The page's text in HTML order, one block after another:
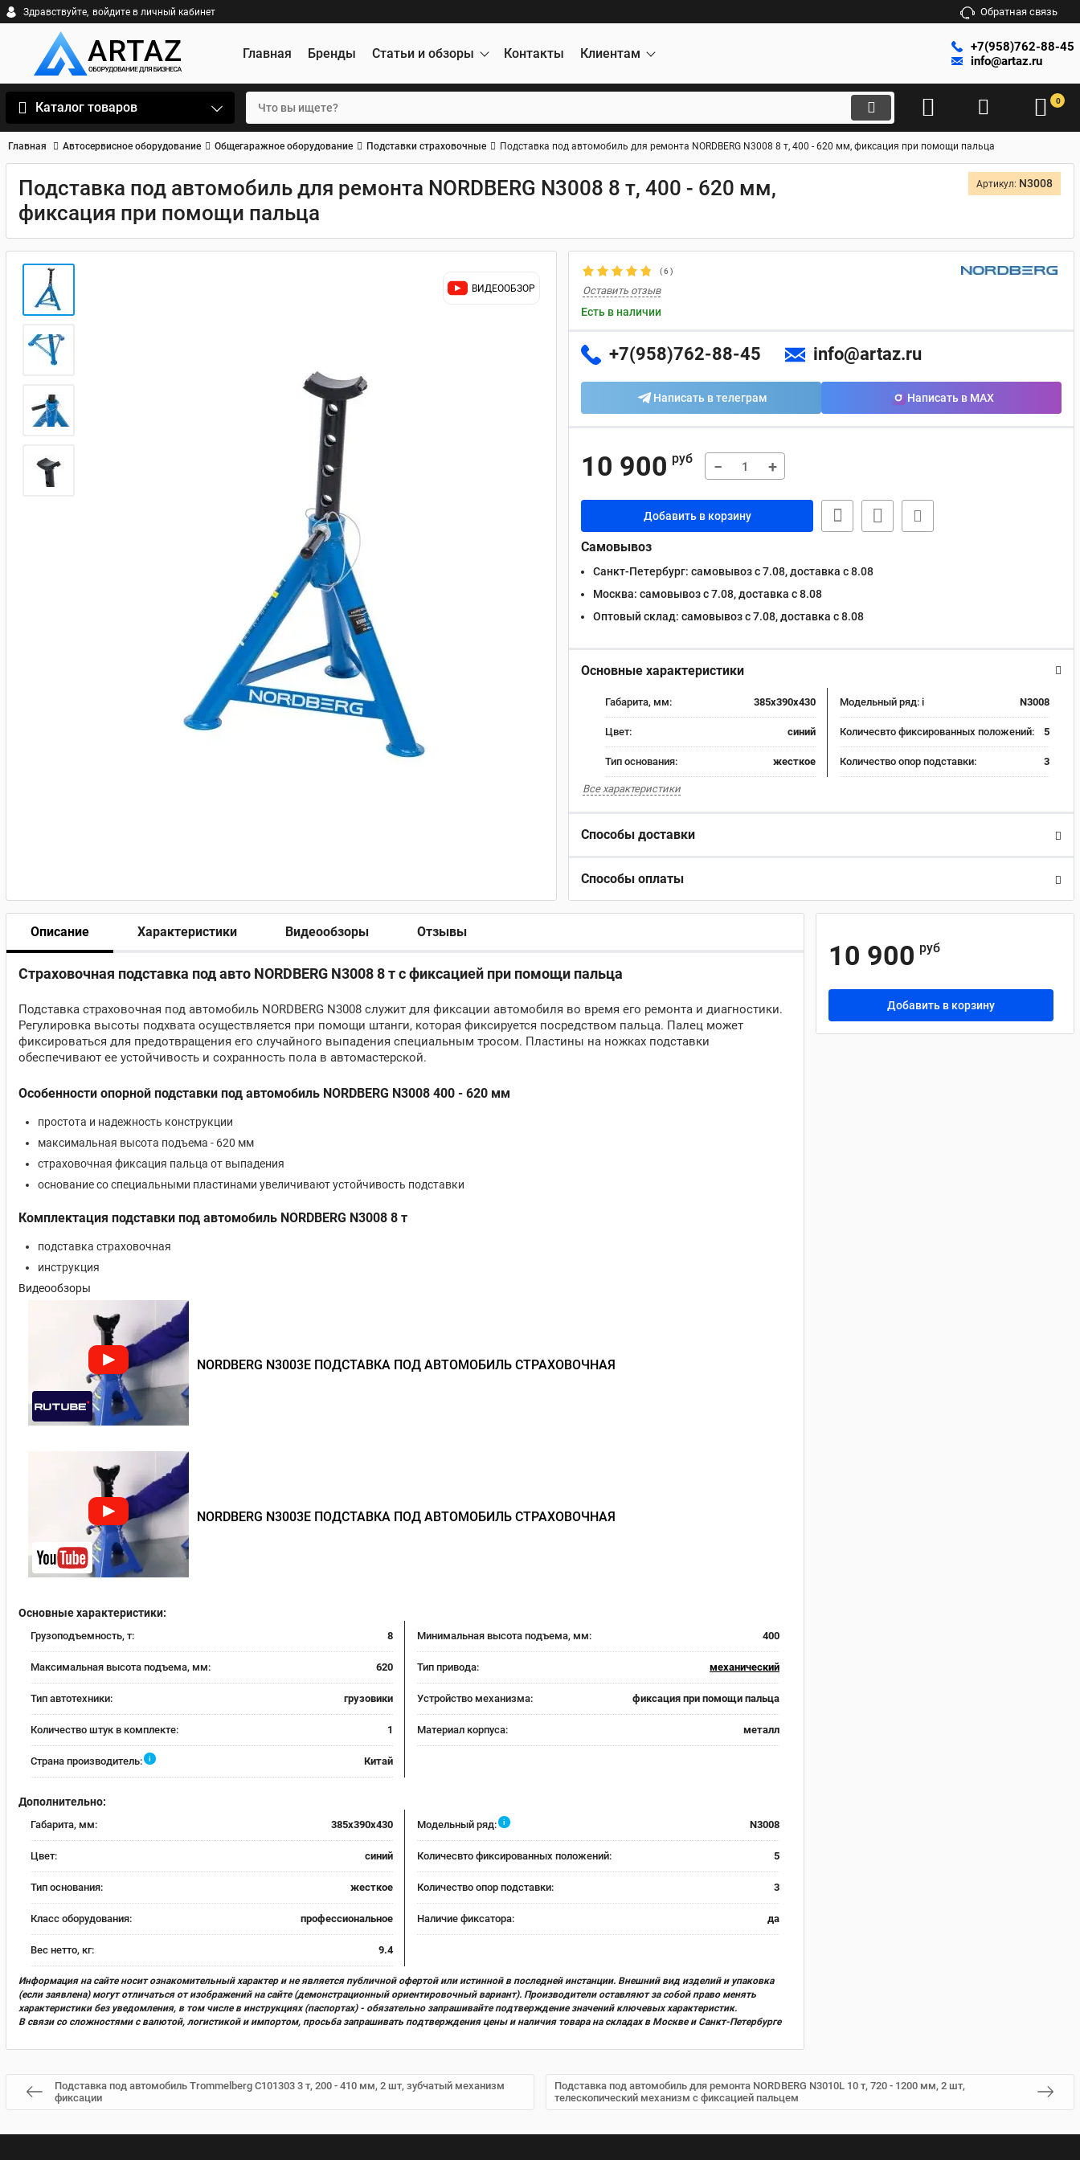
Здравствуйте, войдите в личный кабинет Обратная связь
Главная Бренды Статьи и обзоры Контакты Клиентам
+7(958)762-88-45
info@artaz.ru
Каталог товаров 0
Главная Автосервисное оборудование Общегаражное оборудование Подставки страховочные Подставка под автомобиль для ремонта NORDBERG N3008 8 т, 400 - 620 мм, фиксация при помощи пальца
Подставка под автомобиль для ремонта NORDBERG N3008 8 т, 400 - 620 мм,
фиксация при помощи пальца
Артикул: N3008
ВИДЕООБЗОР
(6)
Оставить отзыв
Есть в наличии
+7(958)762-88-45 info@artaz.ru
Написать в телеграм Написать в MAX
10 900 руб − +
Добавить в корзину
Самовывоз
Санкт-Петербург: самовывоз с 7.08, доставка c 8.08
Москва: самовывоз с 7.08, доставка c 8.08
Оптовый склад: самовывоз с 7.08, доставка c 8.08
Основные характеристики
Габарита, мм: 385x390x430 Модельный ряд: i N3008
Цвет: синий Количесвто фиксированных положений: 5
Тип основания: жесткое Количество опор подставки: 3
Все характеристики
Способы доставки
Способы оплаты
Описание Характеристики Видеообзоры Отзывы
Страховочная подставка под авто NORDBERG N3008 8 т с фиксацией при помощи пальца
Подставка страховочная под автомобиль NORDBERG N3008 служит для фиксации автомобиля во время его ремонта и диагностики.
Регулировка высоты подхвата осуществляется при помощи штанги, которая фиксируется посредством пальца. Палец может
фиксироваться для предотвращения его случайного выпадения специальным тросом. Пластины на ножках подставки
обеспечивают ее устойчивость и сохранность пола в автомастерской.
Особенности опорной подставки под автомобиль NORDBERG N3008 400 - 620 мм
простота и надежность конструкции
максимальная высота подъема - 620 мм
страховочная фиксация пальца от выпадения
основание со специальными пластинами увеличивают устойчивость подставки
Комплектация подставки под автомобиль NORDBERG N3008 8 т
подставка страховочная
инструкция
Видеообзоры
NORDBERG N3003E ПОДСТАВКА ПОД АВТОМОБИЛЬ СТРАХОВОЧНАЯ
NORDBERG N3003E ПОДСТАВКА ПОД АВТОМОБИЛЬ СТРАХОВОЧНАЯ
Основные характеристики:
Грузоподъемность, т: 8 Минимальная высота подъема, мм: 400
Максимальная высота подъема, мм: 620 Тип привода: механический
Тип автотехники: грузовики Устройство механизма: фиксация при помощи пальца
Количество штук в комплекте: 1 Материал корпуса: металл
Страна производитель: i Китай
Дополнительно:
Габарита, мм: 385x390x430 Модельный ряд: i N3008
Цвет: синий Количесвто фиксированных положений: 5
Тип основания: жесткое Количество опор подставки: 3
Класс оборудования: профессиональное Наличие фиксатора: да
Вес нетто, кг: 9.4
Информация на сайте носит ознакомительный характер и не является публичной офертой или истинной в последней инстанции. Внешний вид изделий и упаковка
(если заявлена) могут отличаться от изображений на сайте (демонстрационный ориентировочный вариант). Производители оставляют за собой право менять
характеристики без уведомления, в том числе в инструкциях (паспортах) - обязательно запрашивайте подтверждение значений ключевых характеристик.
В связи со сложностями с валютой, логистикой и импортом, просьба запрашивать подтверждения цены и наличия товара на складах в Москве и Санкт-Петербурге
10 900 руб
Добавить в корзину
Подставка под автомобиль Trommelberg C101303 3 т, 200 - 410 мм, 2 шт, зубчатый механизм
фиксации
Подставка под автомобиль для ремонта NORDBERG N3010L 10 т, 720 - 1200 мм, 2 шт,
телескопический механизм с фиксацией пальцем